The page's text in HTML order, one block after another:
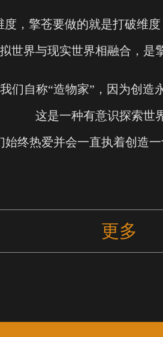
度，擎苍要做的就是打破维
世界与现实世界相融合，是
我们自称“造物家”，因为创造
这是一种有意识探索世
始终热爱并会一直执着创造
更多